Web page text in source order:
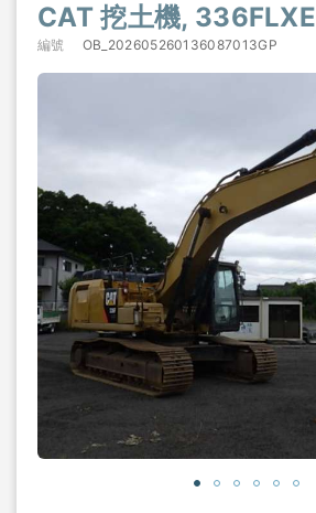
CAT 挖土機, 336FLXE
編號 OB_202605260136087013GP